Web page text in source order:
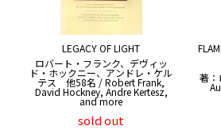
LEGACY OF LIGHT
ロバート・フランク、デヴィッ
ド・ホックニー、アンドレ・ケル
テス 他58名 / Robert Frank,
David Hockney, Andre Kertesz,
and more
sold out
著